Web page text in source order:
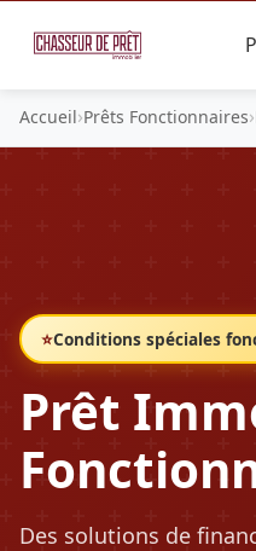
Accueil›Prêts Fonctionnaires›
⭐Conditions spéciales
Prêt
Des solutions de